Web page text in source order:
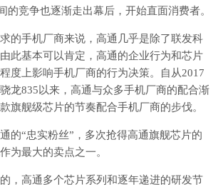
的竞争也逐渐走出幕后，开始直面消费者。
的手机厂商来说，高通几乎是除了联发科
此基本可以肯定，高通的企业行为和芯片
度上影响手机厂商的行为决策。自从2017
龙835以来，高通与众多手机厂商的配合渐
旗舰级芯片的节奏配合手机厂商的步伐。
的“忠实粉丝”，多次抢得高通旗舰芯片的
为最大的卖点之一。
，高通多个芯片系列和逐年递进的研发节